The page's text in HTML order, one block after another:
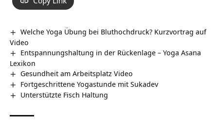
Welche Yoga Übung bei Bluthochdruck? Kurzvortrag auf
Video
Entspannungshaltung in der Rückenlage – Yoga Asana
Lexikon
Gesundheit am Arbeitsplatz Video
Fortgeschrittene Yogastunde mit Sukadev
Unterstützte Fisch Haltung